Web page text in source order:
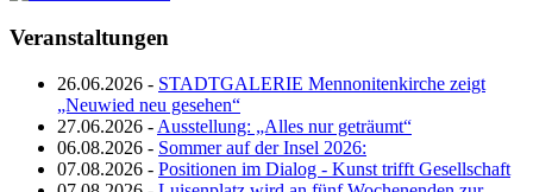
Veranstaltungen
26.06.2026 - STADTGALERIE Mennonitenkirche zeigt
„Neuwied neu gesehen“
27.06.2026 - Ausstellung: „Alles nur geträumt“
06.08.2026 - Sommer auf der Insel 2026:
07.08.2026 - Positionen im Dialog - Kunst trifft Gesellschaft